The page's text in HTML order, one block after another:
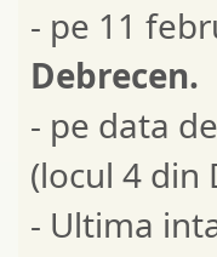
- pe 11
Debrecen.
- pe data
(locul 4 din
- Ultima